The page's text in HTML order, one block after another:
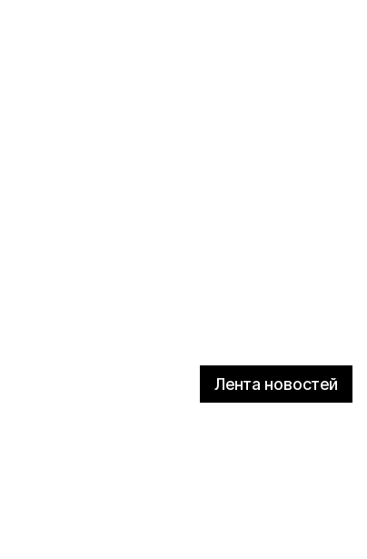
Лента новостей